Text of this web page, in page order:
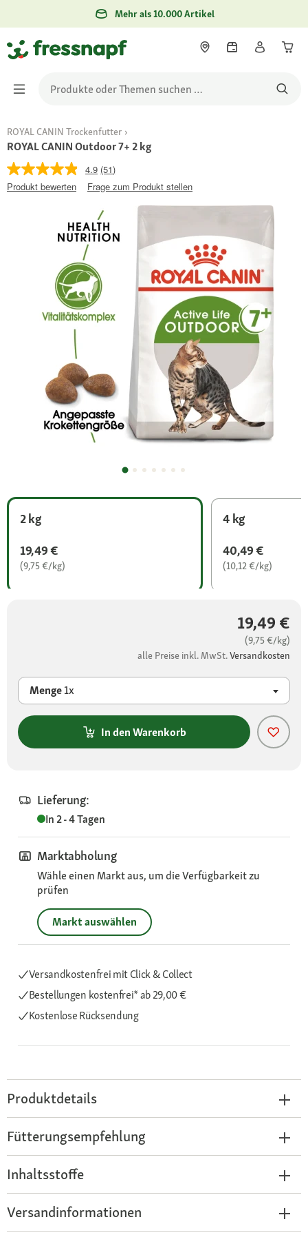
Mehr als 10.000 Artikel
ROYAL CANIN Trockenfutter
ROYAL CANIN Outdoor 7+ 2 kg
4.9 (51)
Produkt bewerten
Frage zum Produkt stellen
2 kg
19,49 €
(9,75 €/kg)
4 kg
40,49 €
(10,12 €/kg)
19,49 €
(9,75 €/kg)
alle Preise inkl. MwSt.Versandkosten
Menge1x
In den Warenkorb
Lieferung:
In 2 - 4 Tagen
Marktabholung
Wähle einen Markt aus, um die Verfügbarkeit zu
prüfen
Markt auswählen
Versandkostenfrei mit Click & Collect
Bestellungen kostenfrei*ab 29,00 €
Kostenlose Rücksendung
Produktdetails
Fütterungsempfehlung
Inhaltsstoffe
Versandinformationen